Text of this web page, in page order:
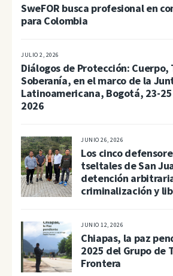
SweFOR busca profesional en
para Colombia
JULIO 2, 2026
Diálogos de Protección:
Soberanía, en el marco de la
Latinoamericana, Bogotá, 23-
2026
JUNIO 26, 2026
Los cinco
tseltales de San
detención
criminalización y
JUNIO 12, 2026
Chiapas, la paz
2025 del Grupo de
Frontera